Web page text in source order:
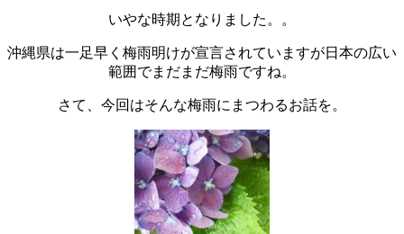
いやな時期となりました。。
沖縄県は一足早く梅雨明けが宣言されていますが日本の広い
範囲でまだまだ梅雨ですね。
さて、今回はそんな梅雨にまつわるお話を。